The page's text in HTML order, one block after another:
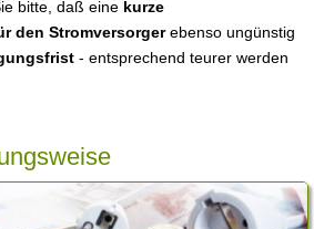
bitte, daß eine kurze
den Stromversorgerebenso ungünstig
- entsprechend teurer werden